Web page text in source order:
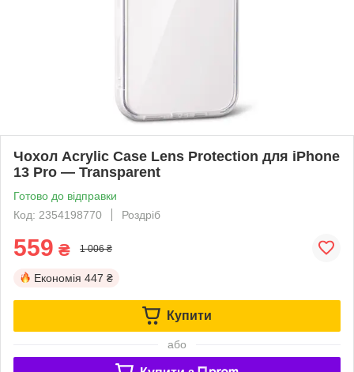
Чохол Acrylic Case Lens Protection для iPhone
13 Pro — Transparent
Готово до відправки
Код: 2354198770
Роздріб
559 ₴ 1 006 ₴
Економія 447 ₴
Купити
або